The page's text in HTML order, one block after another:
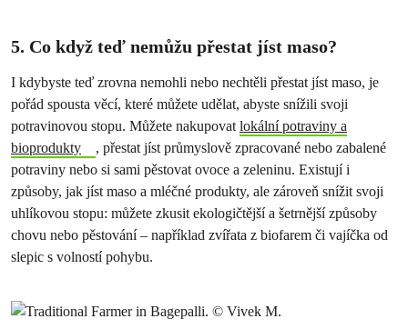
5. Co když teď nemůžu přestat jíst maso?
I kdybyste teď zrovna nemohli nebo nechtěli přestat jíst maso, je
pořád spousta věcí, které můžete udělat, abyste snížili svoji
potravinovou stopu. Můžete nakupovatlokální potraviny a
bioprodukty
, přestat jíst průmyslově zpracované nebo zabalené
potraviny nebo si sami pěstovat ovoce a zeleninu. Existují i
způsoby, jak jíst maso a mléčné produkty, ale zároveň snížit svoji
uhlíkovou stopu: můžete zkusit ekologičtější a šetrnější způsoby
chovu nebo pěstování – například zvířata z biofarem či vajíčka od
slepic s volností pohybu.